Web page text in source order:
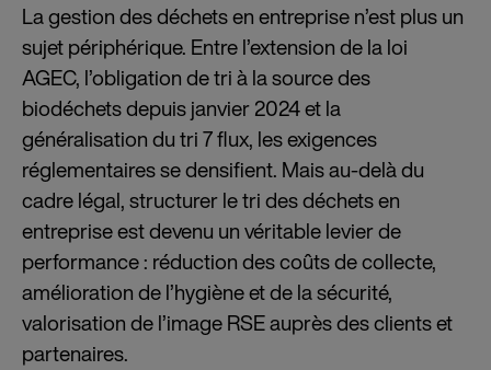
La gestion des déchets en entreprise n’est plus un
sujet périphérique. Entre l’extension de la loi
AGEC, l’obligation de tri à la source des
biodéchets depuis janvier 2024 et la
généralisation du tri 7 flux, les exigences
réglementaires se densifient. Mais au-delà du
cadre légal, structurer le tri des déchets en
entreprise est devenu un véritable levier de
performance : réduction des coûts de collecte,
amélioration de l’hygiène et de la sécurité,
valorisation de l’image RSE auprès des clients et
partenaires.